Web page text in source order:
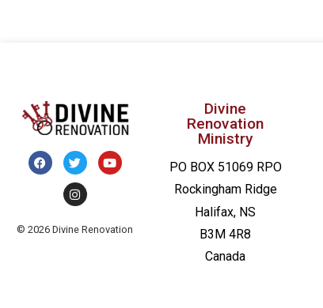
© 2026 Divine Renovation
Divine
Renovation
Ministry
PO BOX 51069 RPO
Rockingham Ridge
Halifax, NS
B3M 4R8
Canada